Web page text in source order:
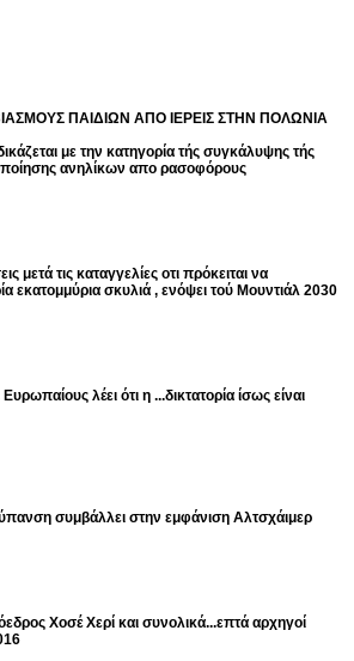
ΠΑΙΔΙΩΝ ΑΠΟ ΙΕΡΕΙΣ ΣΤΗΝ ΠΟΛΩΝΙΑ
με την κατηγορία τής συγκάλυψης τής
ανηλίκων απο ρασοφόρους
μετά τις καταγγελίες οτι πρόκειται να
εκατομμύρια σκυλιά , ενόψει τού Μουντιάλ 2030
λέει ότι η ...δικτατορία ίσως είναι
συμβάλλει στην εμφάνιση Αλτσχάιμερ
Χοσέ Χερί και συνολικά...επτά αρχηγοί